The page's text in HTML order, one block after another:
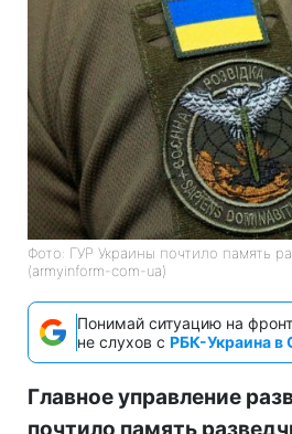
Фото: ГУР Украины почтило память
(armyinform-com-ua)
Понимай ситуацию на
не слухов с РБК-Украина в
Главное управление
почтило память